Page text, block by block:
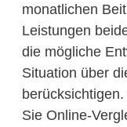
monatlichen
Leistungen
die mögliche
Situation über
Sie Online-